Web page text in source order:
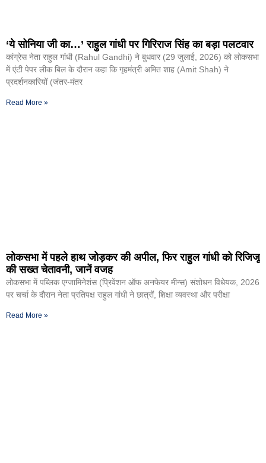
‘ये सोनिया जी का…’ राहुल गांधी पर गिरिराज सिंह का बड़ा पलटवार
कांग्रेस नेता राहुल गांंधी (Rahul Gandhi) ने बुधवार (29 जुलाई, 2026) को लोकसभा
में एंटी पेपर लीक बिल के दौरान कहा कि गृहमंत्री अमित शाह (Amit Shah) ने
प्रदर्शनकारियों (जंतर-मंतर
Read More »
लोकसभा में पहले हाथ जोड़कर की अपील, फिर राहुल गांधी को रिजिजू
की सख्त चेतावनी, जानें वजह
लोकसभा में पब्लिक एग्जामिनेशंस (प्रिवेंशन ऑफ अनफेयर मीन्स) संशोधन विधेयक, 2026
पर चर्चा के दौरान नेता प्रतिपक्ष राहुल गांधी ने छात्रों, शिक्षा व्यवस्था और परीक्षा
Read More »